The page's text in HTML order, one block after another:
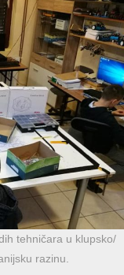
tehničara u klupsko/
razinu.